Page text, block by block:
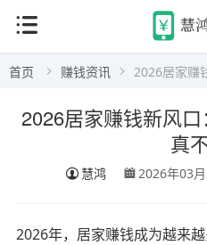
首页 赚钱资讯 2026居家赚
2026居家赚钱新风
真
慧鸿 2026年03
2026年，居家赚钱成为越来